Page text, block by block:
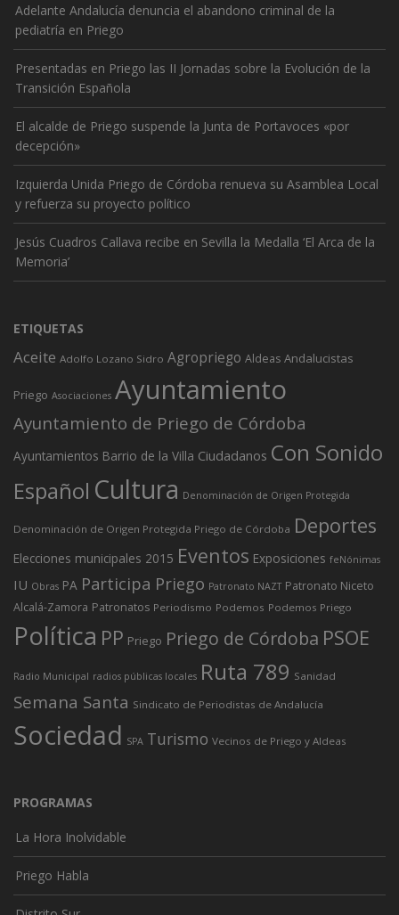
Adelante Andalucía denuncia el abandono criminal de la
pediatría en Priego
Presentadas en Priego las II Jornadas sobre la Evolución de la
Transición Española
El alcalde de Priego suspende la Junta de Portavoces «por
decepción»
Izquierda Unida Priego de Córdoba renueva su Asamblea Local
y refuerza su proyecto político
Jesús Cuadros Callava recibe en Sevilla la Medalla ‘El Arca de la
Memoria’
ETIQUETAS
Aceite Adolfo Lozano Sidro Agropriego Aldeas Andalucistas
Priego Asociaciones Ayuntamiento
Ayuntamiento de Priego de Córdoba
Ayuntamientos Barrio de la Villa Ciudadanos Con Sonido
Español Cultura Denominación de Origen Protegida
Denominación de Origen Protegida Priego de Córdoba Deportes
Elecciones municipales 2015 Eventos Exposiciones feNónimas
IU Obras PA Participa Priego Patronato NAZT Patronato Niceto
Alcalá-Zamora Patronatos Periodismo Podemos Podemos Priego
Política PP Priego Priego de Córdoba PSOE
Radio Municipal radios públicas locales Ruta 789 Sanidad
Semana Santa Sindicato de Periodistas de Andalucía
Sociedad SPA Turismo Vecinos de Priego y Aldeas
PROGRAMAS
La Hora Inolvidable
Priego Habla